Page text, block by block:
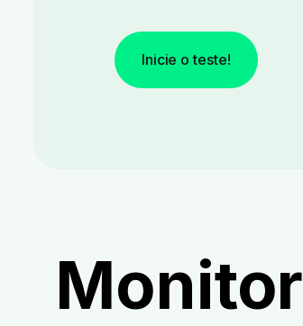
Inicie o teste!
Monitor